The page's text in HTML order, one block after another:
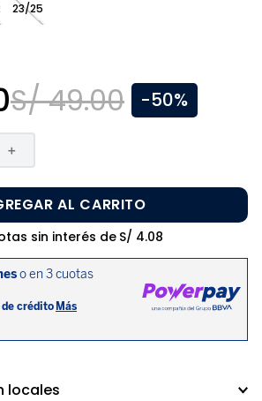
23/25
S/ 49.00 -50%
＋
AL CARRITO
sin interés de S/ 4.08
locales